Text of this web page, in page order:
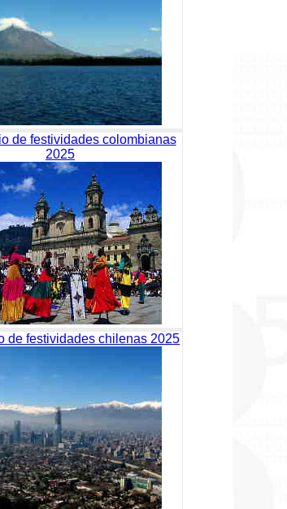
de festividades colombianas
2025
de festividades chilenas 2025